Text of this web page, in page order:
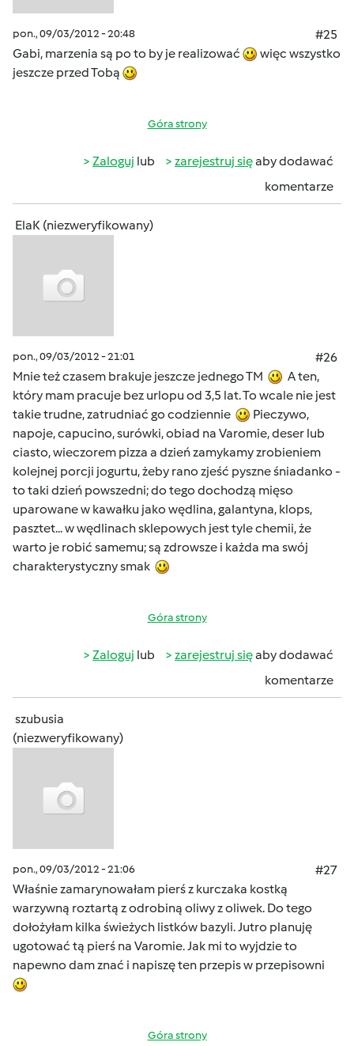
pon., 09/03/2012 - 20:48
#25
Gabi, marzenia są po to by je realizować
więc wszystko
jeszcze przed Tobą
Góra strony
Zaloguj lub zarejestruj sięaby dodawać
komentarze
ElaK (niezweryfikowany)
pon., 09/03/2012 - 21:01
#26
Mnie też czasem brakuje jeszcze jednego TM
A ten,
który mam pracuje bez urlopu od 3,5 lat. To wcale nie jest
takie trudne, zatrudniać go codziennie
Pieczywo,
napoje, capucino, surówki, obiad na Varomie, deser lub
ciasto, wieczorem pizza a dzień zamykamy zrobieniem
kolejnej porcji jogurtu, żeby rano zjeść pyszne śniadanko -
to taki dzień powszedni; do tego dochodzą mięso
uparowane w kawałku jako wędlina, galantyna, klops,
pasztet... w wędlinach sklepowych jest tyle chemii, że
warto je robić samemu; są zdrowsze i każda ma swój
charakterystyczny smak
Góra strony
Zaloguj lub zarejestruj sięaby dodawać
komentarze
szubusia
(niezweryfikowany)
pon., 09/03/2012 - 21:06
#27
Właśnie zamarynowałam pierś z kurczaka kostką
warzywną roztartą z odrobiną oliwy z oliwek. Do tego
dołożyłam kilka świeżych listków bazyli. Jutro planuję
ugotować tą pierś na Varomie. Jak mi to wyjdzie to
napewno dam znać i napiszę ten przepis w przepisowni
Góra strony